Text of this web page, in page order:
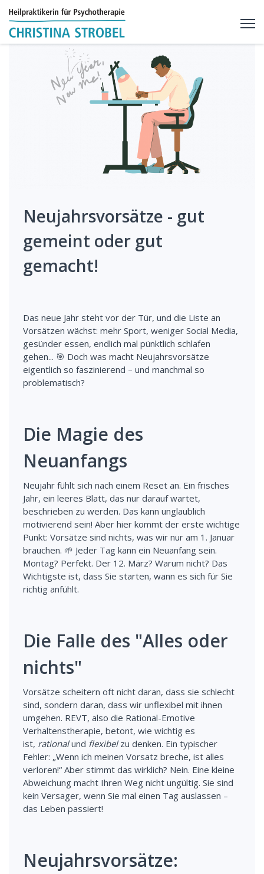
Neujahrsvorsätze - gut
gemeint oder gut
gemacht!
Das neue Jahr steht vor der Tür, und die Liste an
Vorsätzen wächst: mehr Sport, weniger Social Media,
gesünder essen, endlich mal pünktlich schlafen
gehen... 🎯 Doch was macht Neujahrsvorsätze
eigentlich so faszinierend – und manchmal so
problematisch?
Die Magie des
Neuanfangs
Neujahr fühlt sich nach einem Reset an. Ein frisches
Jahr, ein leeres Blatt, das nur darauf wartet,
beschrieben zu werden. Das kann unglaublich
motivierend sein! Aber hier kommt der erste wichtige
Punkt: Vorsätze sind nichts, was wir nur am 1. Januar
brauchen. 🌱 Jeder Tag kann ein Neuanfang sein.
Montag? Perfekt. Der 12. März? Warum nicht? Das
Wichtigste ist, dass Sie starten, wann es sich für Sie
richtig anfühlt.
Die Falle des "Alles oder
nichts"
Vorsätze scheitern oft nicht daran, dass sie schlecht
sind, sondern daran, dass wir unflexibel mit ihnen
umgehen. REVT, also die Rational-Emotive
Verhaltenstherapie, betont, wie wichtig es
ist, rationalund flexibelzu denken. Ein typischer
Fehler: „Wenn ich meinen Vorsatz breche, ist alles
verloren!“ Aber stimmt das wirklich? Nein. Eine kleine
Abweichung macht Ihren Weg nicht ungültig. Sie sind
kein Versager, wenn Sie mal einen Tag auslassen –
das Leben passiert!
Neujahrsvorsätze: